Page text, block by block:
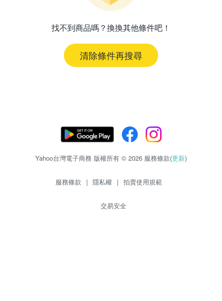
找不到商品嗎？換換其他條件吧！
清除條件再搜尋
Yahoo台灣電子商務 版權所有 © 2026 服務條款(更新)
服務條款 | 隱私權 | 拍賣使用規範
交易安全